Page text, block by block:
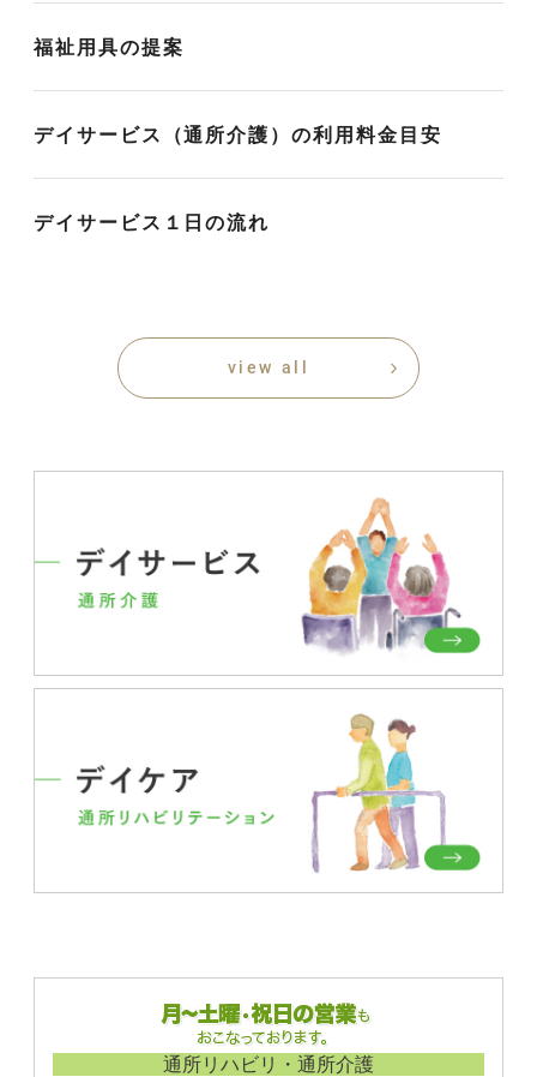
福祉用具の提案
デイサービス（通所介護）の利用料金目安
デイサービス１日の流れ
view all
通所リハビリ・通所介護